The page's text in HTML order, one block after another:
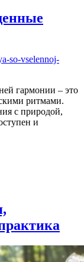
гармонии – это
ритмами.
с природой,
и